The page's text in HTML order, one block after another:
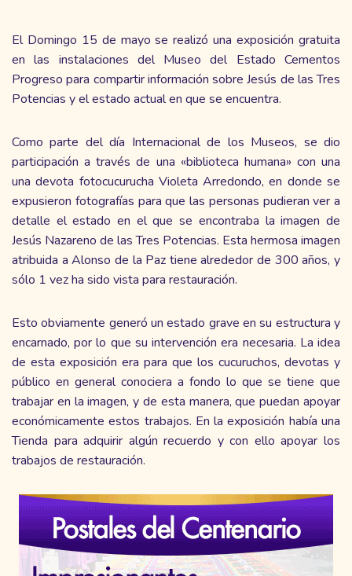
El Domingo 15 de mayo se realizó una exposición gratuita
en las instalaciones del Museo del Estado Cementos
Progreso para compartir información sobre Jesús de las Tres
Potencias y el estado actual en que se encuentra.
Como parte del día Internacional de los Museos, se dio
participación a través de una «biblioteca humana» con una
una devota fotocucurucha Violeta Arredondo, en donde se
expusieron fotografías para que las personas pudieran ver a
detalle el estado en el que se encontraba la imagen de
Jesús Nazareno de las Tres Potencias. Esta hermosa imagen
atribuida a Alonso de la Paz tiene alrededor de 300 años, y
sólo 1 vez ha sido vista para restauración.
Esto obviamente generó un estado grave en su estructura y
encarnado, por lo que su intervención era necesaria. La idea
de esta exposición era para que los cucuruchos, devotas y
público en general conociera a fondo lo que se tiene que
trabajar en la imagen, y de esta manera, que puedan apoyar
económicamente estos trabajos. En la exposición había una
Tienda para adquirir algún recuerdo y con ello apoyar los
trabajos de restauración.